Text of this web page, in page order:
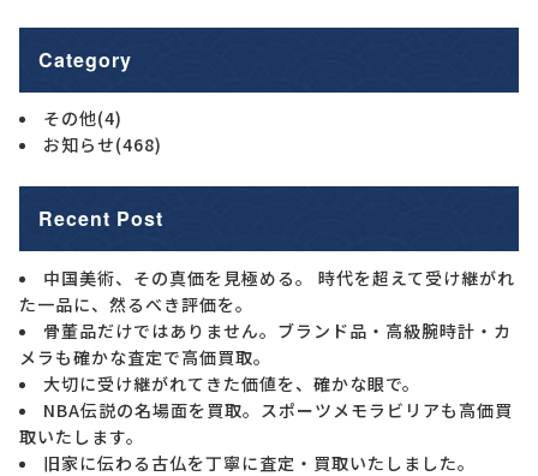
Category
その他(4)
お知らせ(468)
Recent Post
中国美術、その真価を見極める。 時代を超えて受け継がれ
た一品に、然るべき評価を。
骨董品だけではありません。ブランド品・高級腕時計・カ
メラも確かな査定で高価買取。
大切に受け継がれてきた価値を、確かな眼で。
NBA伝説の名場面を買取。スポーツメモラビリアも高価買
取いたします。
旧家に伝わる古仏を丁寧に査定・買取いたしました。